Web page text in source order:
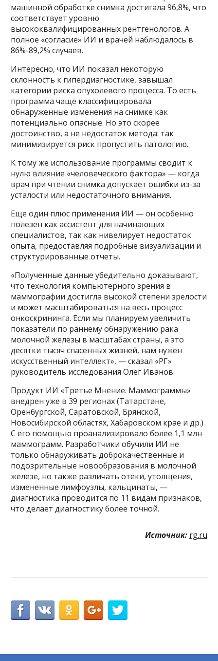
машинной обработке снимка достигала 96,8%, что
соответствует уровню
высококвалифицированных рентгенологов. А
полное «согласие» ИИ и врачей наблюдалось в
86%-89,2% случаев.
Интересно, что ИИ показал некоторую
склонность к гипердиагностике, завышал
категории риска опухолевого процесса. То есть
программа чаще классифицировала
обнаруженные изменения на снимке как
потенциально опасные. Но это скорее
достоинство, а не недостаток метода: так
минимизируется риск пропустить патологию.
К тому же использование программы сводит к
нулю влияние «человеческого фактора» — когда
врач при чтении снимка допускает ошибки из-за
усталости или недостаточного внимания.
Еще один плюс применения ИИ — он особенно
полезен как ассистент для начинающих
специалистов, так как нивелирует недостаток
опыта, предоставляя подробные визуализации и
структурированные отчеты.
«Полученные данные убедительно доказывают,
что технология компьютерного зрения в
маммографии достигла высокой степени зрелости
и может масштабироваться на весь процесс
онкоскрининга. Если мы планируем увеличить
показатели по раннему обнаружению рака
молочной железы в масштабах страны, а это
десятки тысяч спасенных жизней, нам нужен
искусственный интеллект», — сказал «РГ»
руководитель исследования Олег Иванов.
Продукт ИИ «Третье Мнение. Маммограммы»
внедрен уже в 39 регионах (Татарстане,
Оренбургской, Саратовской, Брянской,
Новосибирской областях, Хабаровском крае и др.).
С его помощью проанализировало более 1,1 млн
маммограмм. Разработчики обучили ИИ не
только обнаруживать доброкачественные и
подозрительные новообразования в молочной
железе, но также различать отеки, утолщения,
измененные лимфоузлы, кальцинаты, —
диагностика проводится по 11 видам признаков,
что делает диагностику более точной.
Источник: rg.ru